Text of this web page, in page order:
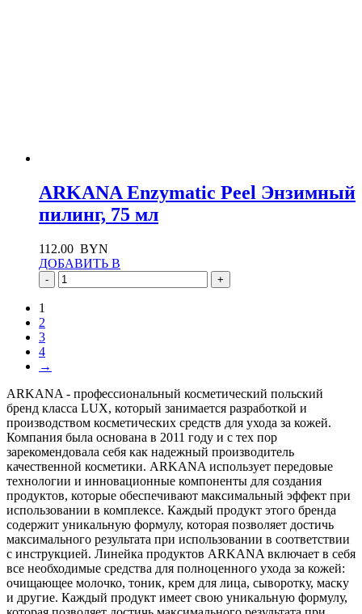
ARKANA Enzymatic Peel Энзимный
пилинг, 75 мл
112.00 BYN
ДОБАВИТЬ В
- +
1
2
3
4
→
ARKANA - профессиональный косметический польский
бренд класса LUX, который занимается разработкой и
производством косметических средств для ухода за кожей.
Компания была основана в 2011 году и с тех пор
зарекомендовала себя как надежный производитель
качественной косметики. ARKANA использует передовые
технологии и инновационные компоненты для создания
продуктов, которые обеспечивают максимальный эффект при
использовании в комплексе. Каждый продукт этого бренда
содержит уникальную формулу, которая позволяет достичь
максимального результата при использовании в соответствии
с инструкцией. Линейка продуктов ARKANA включает в себя
все необходимые средства для полноценного ухода за кожей:
очищающее молочко, тоник, крем для лица, сыворотку, маску
и другие. Каждый продукт имеет свою уникальную формулу,